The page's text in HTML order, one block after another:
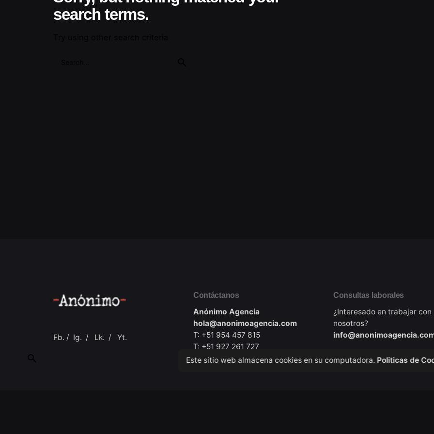
search terms.
Fb. / Ig. / Lk. /Yt.
Contáctanos
Anónimo Agencia
hola@anonimoagencia.com
T: +51 954 457 815
T: +51 927 261 727
Consultas laborales
¿Interesado en trabajar con
nosotros?
Este sitio web almacena cookies en su computadora. Politicas de